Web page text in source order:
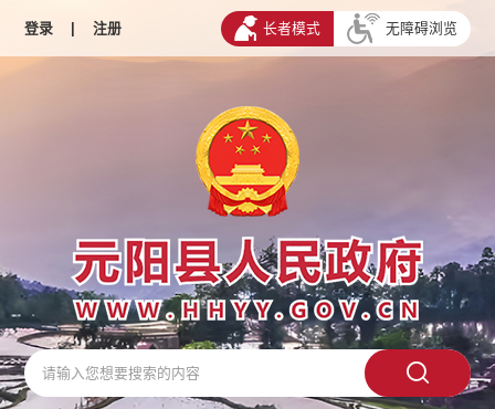
登录 | 注册 长者模式 无障碍浏览